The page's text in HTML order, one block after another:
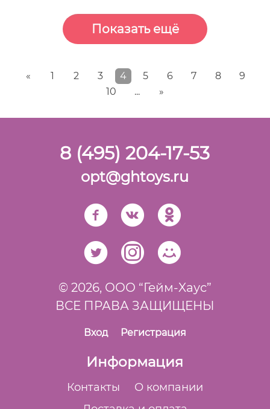
« 1 2 3 4 5 6 7 8
9
10
... »
8 (495) 204-17-53
opt@ghtoys.ru
© 2026, ООО “Гейм-Xаус”
ВСЕ ПРАВА ЗАЩИЩЕНЫ
Вход Регистрация
Информация
Контакты
О компании